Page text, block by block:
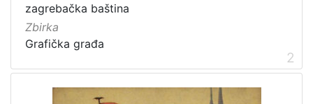
Zbirka
Grafička građa
zagrebačka baština
Zbirka
Grafička građa
2